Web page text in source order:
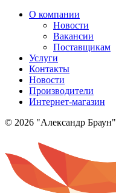
О компании
Новости
Вакансии
Поставщикам
Услуги
Контакты
Новости
Производители
Интернет-магазин
© 2026 "Александр Браун"